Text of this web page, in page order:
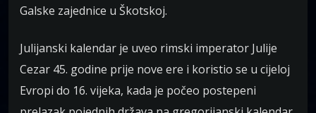
Galske zajednice u Škotskoj.
Julijanski kalendar je uveo rimski imperator Julije
Cezar 45. godine prije nove ere i koristio se u cijeloj
Evropi do 16. vijeka, kada je počeo postepeni